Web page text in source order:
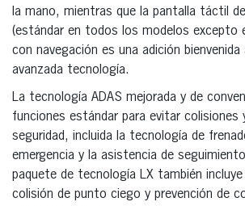
la mano, mientras que la pantalla táctil
(estándar en todos los modelos excepto
con navegación es una adición bienvenida
avanzada tecnología.
La tecnología ADAS mejorada y de
funciones estándar para evitar colisiones
seguridad, incluida la tecnología de
emergencia y la asistencia de
paquete de tecnología LX también incluye
colisión de punto ciego y prevención de